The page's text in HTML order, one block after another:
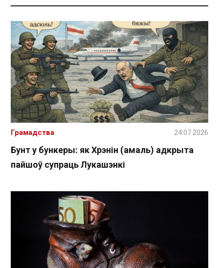
Бунт у бункеры: як Хрэнін (амаль) адкрыта
пайшоў супраць Лукашэнкі
Грамадства 24.07.2026